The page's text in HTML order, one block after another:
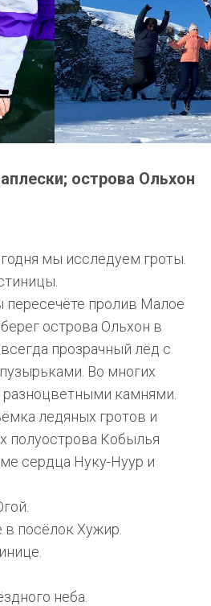
острова Ольхон
мы исследуем гроты.
пересечёте пролив Малое
острова Ольхон в
прозрачный лёд с
Во многих
камнями.
ледяных гротов и
полуострова Кобылья
сердца Нуку-Нуур и
посёлок Хужир.
неба.